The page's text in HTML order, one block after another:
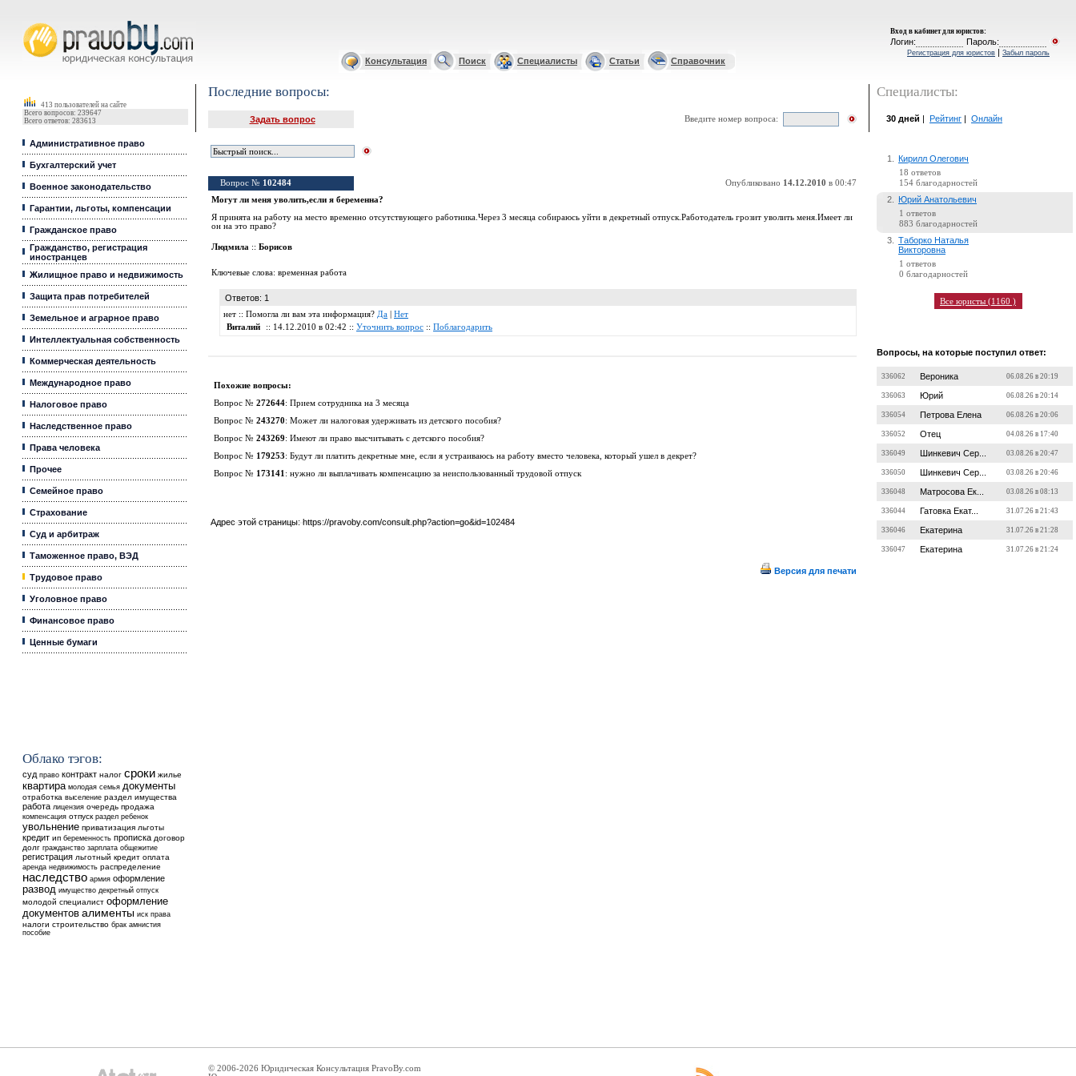
Вход в кабинет для юристов:
Логин: Пароль:
Регистрация для юристов | Забыл пароль
Консультация Поиск Специалисты Статьи Справочник
413 пользователей на сайте
Всего вопросов: 239647
Всего ответов: 283613
Административное право
Бухгалтерский учет
Военное законодательство
Гарантии, льготы, компенсации
Гражданское право
Гражданство, регистрация
иностранцев
Жилищное право и недвижимость
Защита прав потребителей
Земельное и аграрное право
Интеллектуальная собственность
Коммерческая деятельность
Международное право
Налоговое право
Наследственное право
Права человека
Прочее
Семейное право
Страхование
Суд и арбитраж
Таможенное право, ВЭД
Трудовое право
Уголовное право
Финансовое право
Ценные бумаги
Облако тэгов:
суд право контракт налог сроки жилье
квартира молодая семья документы
отработка выселение раздел имущества
работа лицензия очередь продажа
компенсация отпуск раздел ребенок
увольнение приватизация льготы
кредит ип беременность прописка договор
долг гражданство зарплата общежитие
регистрация льготный кредит оплата
аренда недвижимость распределение
наследство армия оформление
развод имущество декретный отпуск
молодой специалист оформление
документов алименты иск права
налоги строительство брак амнистия
пособие
Последние вопросы:
Задать вопрос Введите номер вопроса:
Вопрос № 102484 Опубликовано 14.12.2010 в 00:47
Могут ли меня уволить,если я беременна?
Я принята на работу на место временно отсутствующего работника.Через 3 месяца собираюсь уйти в декретный отпуск.Работодатель грозит уволить меня.Имеет ли
он на это право?
Людмила :: Борисов
Ключевые слова: временная работа
Ответов: 1
нет :: Помогла ли вам эта информация? Да
Нет
Виталий
:: 14.12.2010 в 02:42 :: Уточнить вопрос :: Поблагодарить
Похожие вопросы:
Вопрос № 272644: Прием сотрудника на 3 месяца
Вопрос № 243270: Может ли налоговая удерживать из детского пособия?
Вопрос № 243269: Имеют ли право высчитывать с детского пособия?
Вопрос № 179253: Будут ли платить декретные мне, если я устраиваюсь на работу вместо человека, который ушел в декрет?
Вопрос № 173141 : нужно ли выплачивать компенсацию за неиспользованный трудовой отпуск
Адрес этой страницы: https://pravoby.com/consult.php?action=go&id=102484
Версия для печати
Специалисты:
30 дней Рейтинг Онлайн
1. Кирилл Олегович
18 ответов
154 благодарностей
2. Юрий Анатольевич
1 ответов
883 благодарностей
3.
Таборко Наталья
Викторовна
1 ответов
0 благодарностей
Все юристы (1160 )
Вопросы, на которые поступил ответ:
336062 Вероника 06.08.26 в 20:19
336063 Юрий 06.08.26 в 20:14
336054 Петрова Елена 06.08.26 в 20:06
336052 Отец 04.08.26 в 17:40
336049 Шинкевич Сер... 03.08.26 в 20:47
336050 Шинкевич Сер... 03.08.26 в 20:46
336048 Матросова Ек... 03.08.26 в 08:13
336044 Гатовка Екат... 31.07.26 в 21:43
336046 Екатерина 31.07.26 в 21:28
336047 Екатерина 31.07.26 в 21:24
© 2006-2026 Юридическая Консультация PravoBy.com